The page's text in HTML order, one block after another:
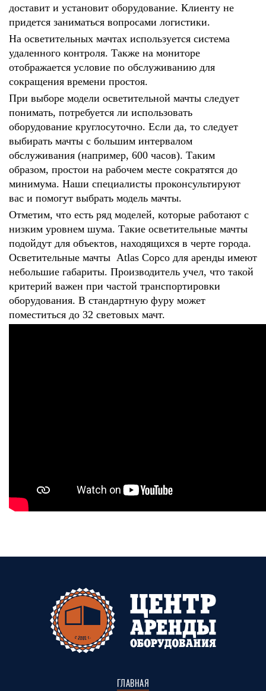
доставит и установит оборудование. Клиенту не
придется заниматься вопросами логистики.
На осветительных мачтах используется система
удаленного контроля. Также на мониторе
отображается условие по обслуживанию для
сокращения времени простоя.
При выборе модели осветительной мачты следует
понимать, потребуется ли использовать
оборудование круглосуточно. Если да, то следует
выбирать мачты с большим интервалом
обслуживания (например, 600 часов). Таким
образом, простои на рабочем месте сократятся до
минимума. Наши специалисты проконсультируют
вас и помогут выбрать модель мачты.
Отметим, что есть ряд моделей, которые работают с
низким уровнем шума. Такие осветительные мачты
подойдут для объектов, находящихся в черте города.
Осветительные мачты Atlas Copco для аренды имеют
небольшие габариты. Производитель учел, что такой
критерий важен при частой транспортировки
оборудования. В стандартную фуру может
поместиться до 32 световых мачт.
ГЛАВНАЯ